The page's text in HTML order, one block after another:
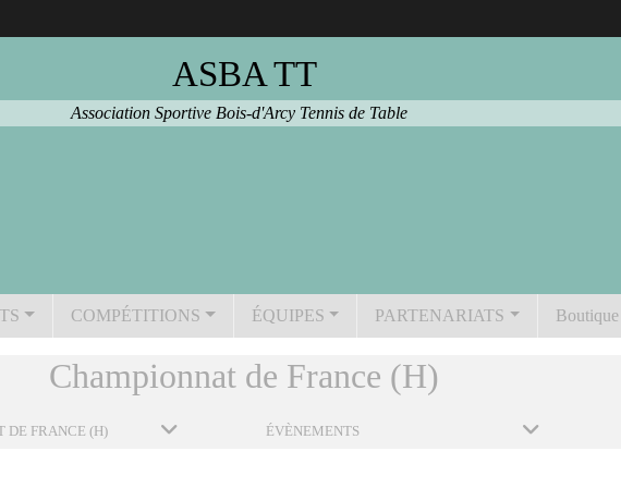
ASBA TT
Association Sportive Bois-d'Arcy Tennis de Table
COMPÉTITIONS ÉQUIPES PARTENARIATS Boutique
Championnat de France (H)
DE FRANCE (H) ÉVÈNEMENTS